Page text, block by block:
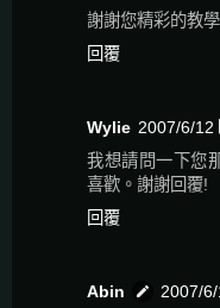
謝謝您精彩的教
回覆
Wylie 2007/6/12
我想請問一下您
喜歡。謝謝回覆!
回覆
Abin
2007/